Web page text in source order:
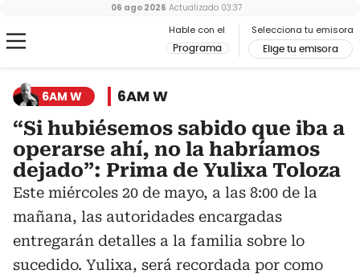
Hable con el
Programa
Selecciona tu emisora
Elige tu emisora
06 ago 2026 Actualizado 03:37
6AM W 6AM W
“Si hubiésemos sabido que iba a
operarse ahí, no la habríamos
dejado”: Prima de Yulixa Toloza
Este miércoles 20 de mayo, a las 8:00 de la
mañana, las autoridades encargadas
entregarán detalles a la familia sobre lo
sucedido. Yulixa, será recordada por como